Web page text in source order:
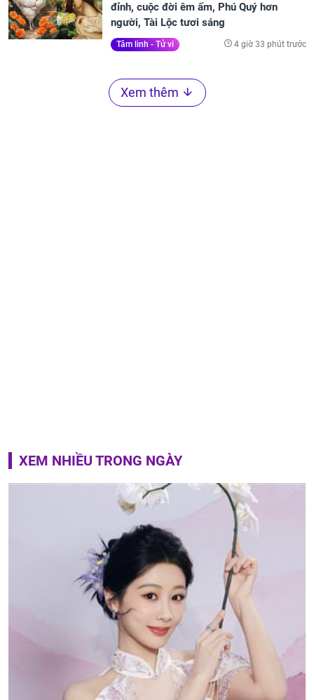
đỉnh, cuộc đời êm ấm, Phú Quý hơn
người, Tài Lộc tươi sáng
Tâm linh - Tử vi 4 giờ 33 phút trước
Xem thêm
XEM NHIỀU TRONG NGÀY